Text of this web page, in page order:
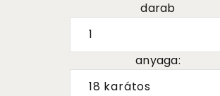
darab
1
anyaga:
18 karátos